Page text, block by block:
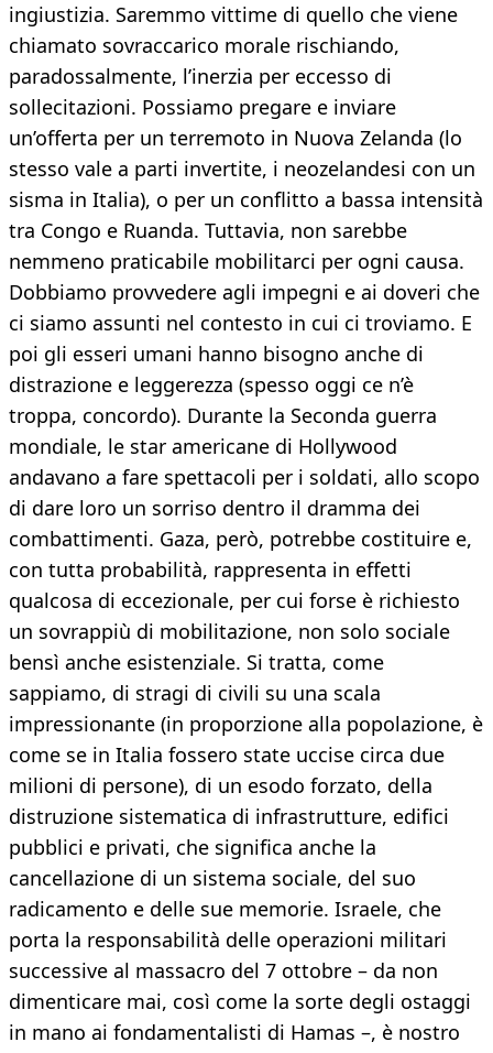
ingiustizia. Saremmo vittime di quello che viene
chiamato sovraccarico morale rischiando,
paradossalmente, l’inerzia per eccesso di
sollecitazioni. Possiamo pregare e inviare
un’offerta per un terremoto in Nuova Zelanda (lo
stesso vale a parti invertite, i neozelandesi con un
sisma in Italia), o per un conflitto a bassa intensità
tra Congo e Ruanda. Tuttavia, non sarebbe
nemmeno praticabile mobilitarci per ogni causa.
Dobbiamo provvedere agli impegni e ai doveri che
ci siamo assunti nel contesto in cui ci troviamo. E
poi gli esseri umani hanno bisogno anche di
distrazione e leggerezza (spesso oggi ce n’è
troppa, concordo). Durante la Seconda guerra
mondiale, le star americane di Hollywood
andavano a fare spettacoli per i soldati, allo scopo
di dare loro un sorriso dentro il dramma dei
combattimenti. Gaza, però, potrebbe costituire e,
con tutta probabilità, rappresenta in effetti
qualcosa di eccezionale, per cui forse è richiesto
un sovrappiù di mobilitazione, non solo sociale
bensì anche esistenziale. Si tratta, come
sappiamo, di stragi di civili su una scala
impressionante (in proporzione alla popolazione, è
come se in Italia fossero state uccise circa due
milioni di persone), di un esodo forzato, della
distruzione sistematica di infrastrutture, edifici
pubblici e privati, che significa anche la
cancellazione di un sistema sociale, del suo
radicamento e delle sue memorie. Israele, che
porta la responsabilità delle operazioni militari
successive al massacro del 7 ottobre – da non
dimenticare mai, così come la sorte degli ostaggi
in mano ai fondamentalisti di Hamas –, è nostro